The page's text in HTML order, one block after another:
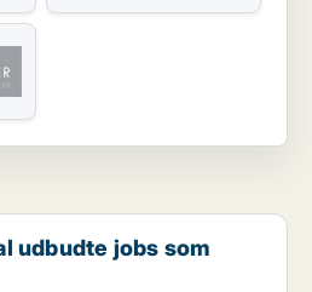
udbudte jobs som